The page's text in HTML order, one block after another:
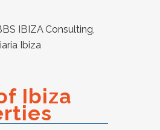
IBIZA Consulting,
Ibiza
Ibiza